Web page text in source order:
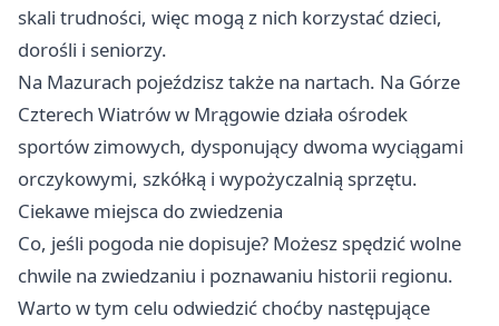
skali trudności, więc mogą z nich korzystać dzieci,
dorośli i seniorzy.
Na Mazurach pojeździsz także na nartach. Na Górze
Czterech Wiatrów w Mrągowie działa ośrodek
sportów zimowych, dysponujący dwoma wyciągami
orczykowymi, szkółką i wypożyczalnią sprzętu.
Ciekawe miejsca do zwiedzenia
Co, jeśli pogoda nie dopisuje? Możesz spędzić wolne
chwile na zwiedzaniu i poznawaniu historii regionu.
Warto w tym celu odwiedzić choćby następujące